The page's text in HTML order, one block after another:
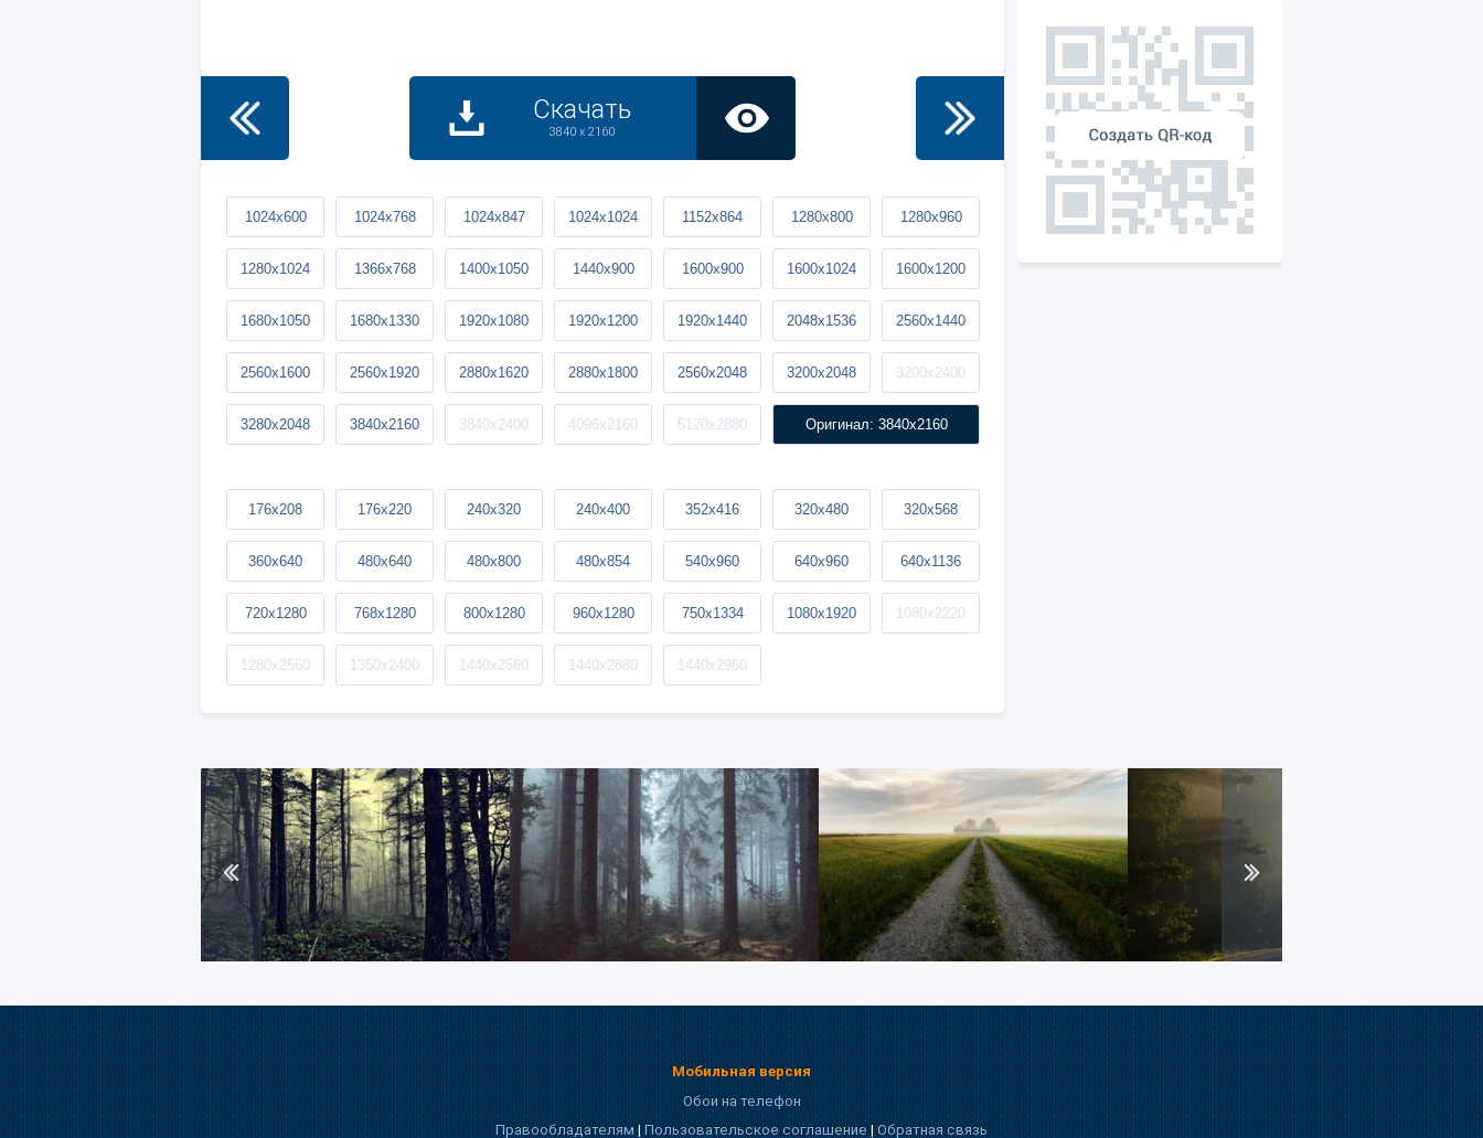
Скачать
3840 x 2160
1024x600 1024x768 1024x847 1024x1024 1152x864 1280x800 1280x960
1280x1024 1366x768 1400x1050 1440x900 1600x900 1600x1024 1600x1200
1680x1050 1680x1330 1920x1080 1920x1200 1920x1440 2048x1536 2560x1440
2560x1600 2560x1920 2880x1620 2880x1800 2560x2048 3200x2048 3200x2400
3280x2048 3840x2160 3840x2400 4096x2160 5120x2880 Оригинал: 3840x2160
176x208 176x220 240x320 240x400 352x416 320x480 320x568
360x640 480x640 480x800 480x854 540x960 640x960 640x1136
720x1280 768x1280 800x1280 960x1280 750x1334 1080x1920 1080x2220
1280x2560 1350x2400 1440x2560 1440x2880 1440x2960
Мобильная версия
Обои на телефон
Правообладателям|Пользовательское соглашение|Обратная связь